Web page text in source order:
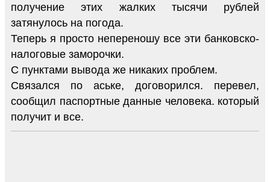
получение этих жалких тысячи рублей
затянулось на погода.
Теперь я просто непереношу все эти банковско-
налоговые заморочки.
С пунктами вывода же никаких проблем.
Связался по аське, договорился. перевел,
сообщил паспортные данные человека. который
получит и все.